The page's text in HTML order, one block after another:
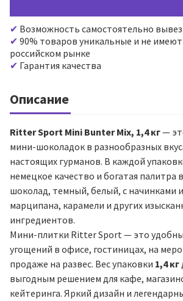
Возможность самостоятельно
90% товаров уникальные и не имеют
российском рынке
Гарантия качества
Описание
Ritter Sport Mini Bunter Mix, 1,4 кг—
мини-шоколадок в разнообразных
настоящих гурманов. В каждой
немецкое качество и богатая палитра
шоколад, темный, белый, с начинками
марципана, карамели и других
ингредиентов.
Мини-плитки Ritter Sport — это
угощений в офисе, гостиницах, на
продаже на развес. Вес упаковки 1,4 кг
выгодным решением для кафе,
кейтеринга. Яркий дизайн и